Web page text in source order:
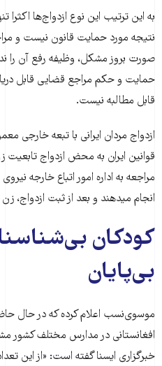
به این ترتیب این نوع ازدواج‌ها
نتیجه مورد حمایت قانون نیست و
صورت بروز مشکل، وظیفه رفع آن را
حمایت و حکم مراجع قضایی قابل
قابل مطالبه نیست.
ازدواج مردان ایرانی با تبعه خارجی
قوانین ایران به محض ازدواج تابعیت
مراجعه به اداره امور اتباع خارجه
انجام می‎دهند و بعد از ثبت ازدواج، زن شناسنامه ایرانی دریافت می‏کند.
کودکان
بی‌پایان
افغانستانی در مدارس مختلف کشور